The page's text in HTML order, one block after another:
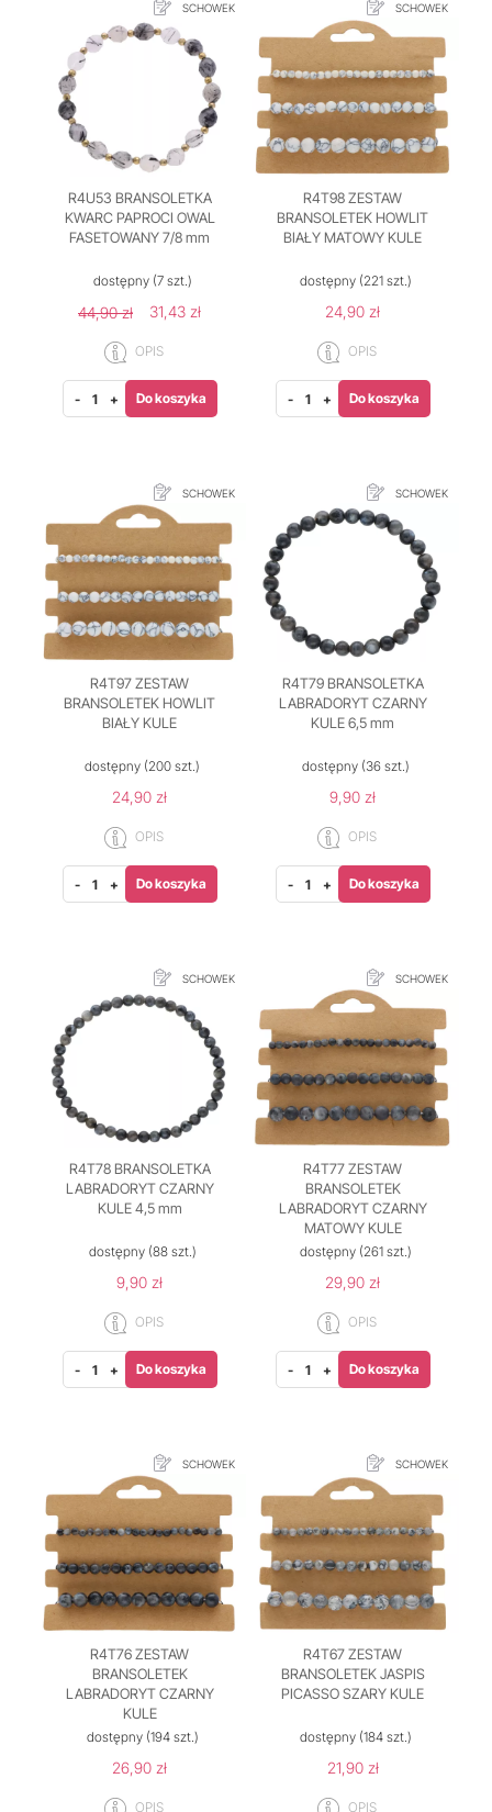
SCHOWEK
R4U53 BRANSOLETKA
KWARC PAPROCI OWAL
FASETOWANY 7/8 mm
dostępny(7 szt.)
44,90 zł 31,43 zł
OPIS
- + Do koszyka
SCHOWEK
R4T98 ZESTAW
BRANSOLETEK HOWLIT
BIAŁY MATOWY KULE
dostępny(221 szt.)
24,90 zł
OPIS
- + Do koszyka
SCHOWEK
R4T97 ZESTAW
BRANSOLETEK HOWLIT
BIAŁY KULE
dostępny (200 szt.)
24,90 zł
OPIS
- + Do koszyka
SCHOWEK
R4T79 BRANSOLETKA
LABRADORYT CZARNY
KULE 6,5 mm
dostępny(36 szt.)
9,90 zł
OPIS
- + Do koszyka
SCHOWEK
R4T78 BRANSOLETKA
LABRADORYT CZARNY
KULE 4,5 mm
dostępny(88 szt.)
9,90 zł
OPIS
- + Do koszyka
SCHOWEK
R4T77 ZESTAW
BRANSOLETEK
LABRADORYT CZARNY
MATOWY KULE
dostępny(261 szt.)
29,90 zł
OPIS
- + Do koszyka
SCHOWEK
R4T76 ZESTAW
BRANSOLETEK
LABRADORYT CZARNY
KULE
dostępny(194 szt.)
26,90 zł
OPIS
SCHOWEK
R4T67 ZESTAW
BRANSOLETEK JASPIS
PICASSO SZARY KULE
dostępny(184 szt.)
21,90 zł
OPIS